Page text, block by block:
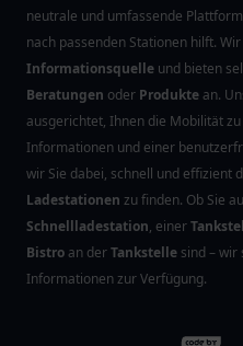
neutrale und umfassende
nach passenden Stationen hilft.
Informationsquelle und bieten
Beratungen oder Produkte an.
ausgerichtet, Ihnen die Mobilität
Informationen und einer
wir Sie dabei, schnell und effizient
Ladestationen zu finden. Ob Sie
Schnellladestation, einer
Bistro an derTankstelle sind –
Informationen zur Verfügung.